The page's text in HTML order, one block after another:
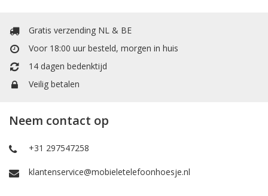
Gratis verzending NL & BE
Voor 18:00 uur besteld, morgen in huis
14 dagen bedenktijd
Veilig betalen
Neem contact op
+31 297547258
klantenservice@mobieletelefoonhoesje.nl